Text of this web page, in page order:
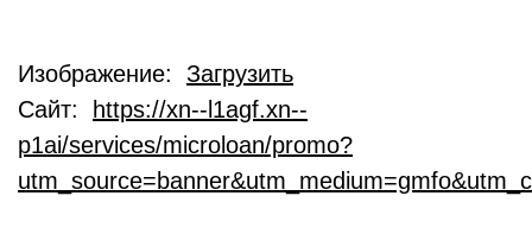
Изображение: Загрузить
Сайт:
https://xn--l1agf.xn--
p1ai/services/microloan/promo?